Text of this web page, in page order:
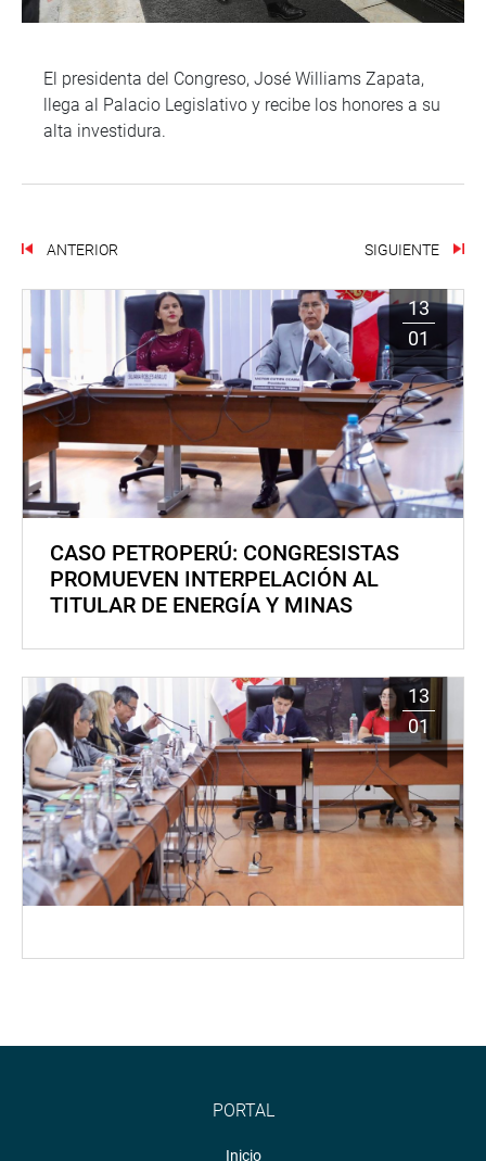
El presidenta del Congreso, José Williams Zapata,
llega al Palacio Legislativo y recibe los honores a su
alta investidura.
ANTERIOR SIGUIENTE
13
01
CASO PETROPERÚ: CONGRESISTAS
PROMUEVEN INTERPELACIÓN AL
TITULAR DE ENERGÍA Y MINAS
13
01
PORTAL
Inicio